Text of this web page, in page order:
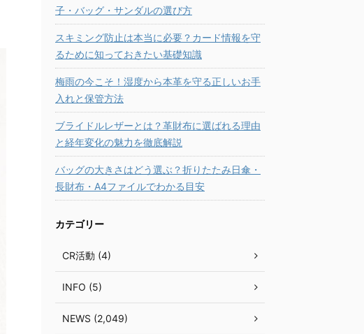
子・バッグ・サンダルの選び方
スキミング防止は本当に必要？カード情報を守
るために知っておきたい基礎知識
梅雨の今こそ！湿度から本革を守る正しいお手
入れと保管方法
ブライドルレザーとは？革財布に選ばれる理由
と経年変化の魅力を徹底解説
バッグの大きさはどう選ぶ？折りたたみ日傘・
長財布・A4ファイルでわかる目安
カテゴリー
CR活動 (4)
INFO (5)
NEWS (2,049)